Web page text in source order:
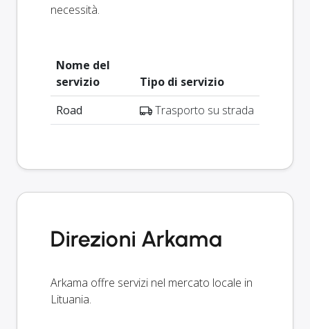
necessità.
Nome del
servizio
Tipo di servizio
Road
Trasporto su strada
Direzioni Arkama
Arkama offre servizi nel mercato locale in
Lituania.